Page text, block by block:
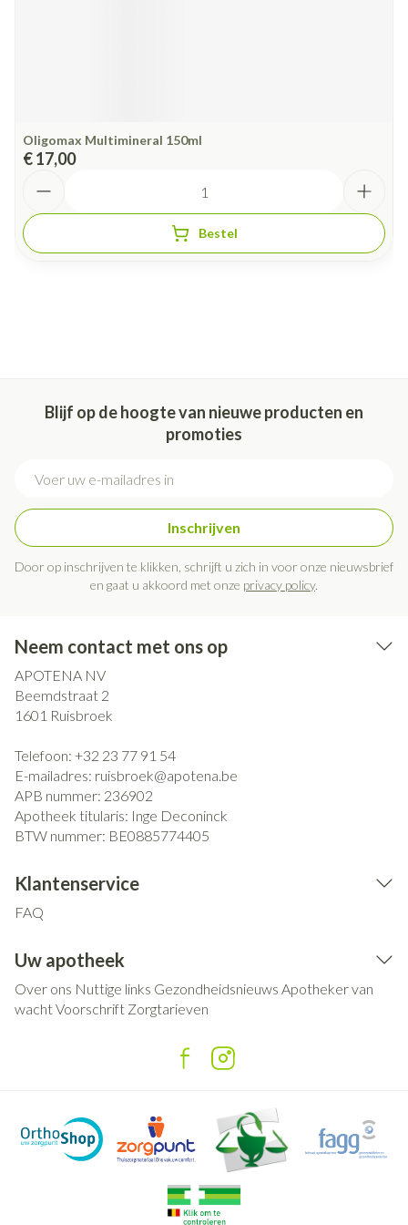
Oligomax Multimineral 150ml
€ 17,00
Bestel
Blijf op de hoogte van nieuwe producten en
promoties
Inschrijven
Door op inschrijven te klikken, schrijft u zich in voor onze nieuwsbrief
en gaat u akkoord met onze privacy policy.
Neem contact met ons op
APOTENA NV
Beemdstraat 2
1601 Ruisbroek
Telefoon: +32 23 77 91 54
E-mailadres: ruisbroek@apotena.be
APB nummer: 236902
Apotheek titularis: Inge Deconinck
BTW nummer: BE0885774405
Klantenservice
FAQ
Uw apotheek
Over ons Nuttige links Gezondheidsnieuws Apotheker van
wachtVoorschrift Zorgtarieven